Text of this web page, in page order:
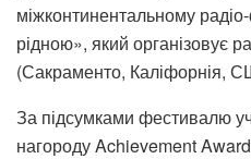
міжконтинентальному
рідною», який організовує
(Сакраменто, Каліфорнія,
За підсумками фестивалю
нагороду Achievement